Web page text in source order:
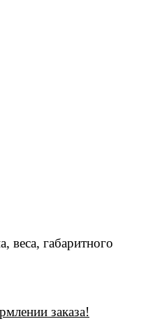
веса, габаритного
заказа!